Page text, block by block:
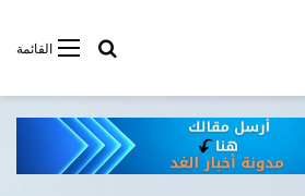
القائمةأبحت فى